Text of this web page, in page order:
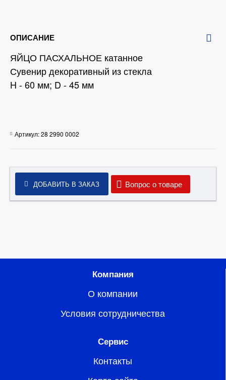
ОПИСАНИЕ
ЯЙЦО ПАСХАЛЬНОЕ катанное
Сувенир декоративный из стекла
H - 60 мм; D - 45 мм
Артикул:28 2990 0002
ДОБАВИТЬ В ЗАКАЗ Вопрос о товаре
Компания
О компании
Условия сотрудничества
Сервис
Контакты